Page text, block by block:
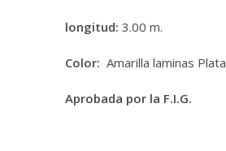
longitud: 3.00 m.
Color: Amarilla laminas Plata
Aprobada por la F.I.G.